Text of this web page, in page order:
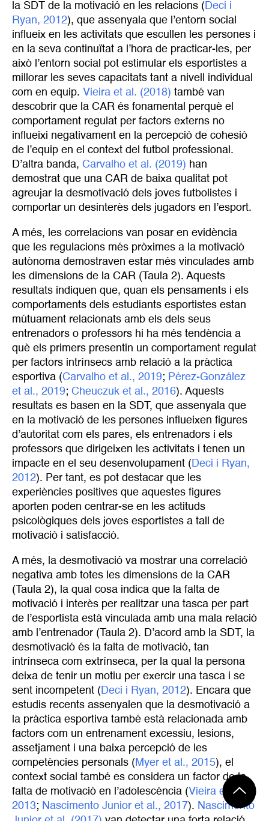
la SDT de la motivació en les relacions ( Deci i
Ryan, 2012), que assenyala que l’entorn social
influeix en les activitats que escullen les persones i
en la seva continuïtat a l’hora de practicar-les, per
això l’entorn social pot estimular els esportistes a
millorar les seves capacitats tant a nivell individual
com en equip. Vieira et al. (2018) també van
descobrir que la CAR és fonamental perquè el
comportament regulat per factors externs no
influeixi negativament en la percepció de cohesió
de l’equip en el context del futbol professional.
D’altra banda, Carvalho et al. (2019) han
demostrat que una CAR de baixa qualitat pot
agreujar la desmotivació dels joves futbolistes i
comportar un desinterès dels jugadors en l’esport.
A més, les correlacions van posar en evidència
que les regulacions més pròximes a la motivació
autònoma demostraven estar més vinculades amb
les dimensions de la CAR (Taula 2). Aquests
resultats indiquen que, quan els pensaments i els
comportaments dels estudiants esportistes estan
mútuament relacionats amb els dels seus
entrenadors o professors hi ha més tendència a
què els primers presentin un comportament regulat
per factors intrínsecs amb relació a la pràctica
esportiva (Carvalho et al., 2019; Pérez-González
et al., 2019; Cheuczuk et al., 2016). Aquests
resultats es basen en la SDT, que assenyala que
en la motivació de les persones influeixen figures
d’autoritat com els pares, els entrenadors i els
professors que dirigeixen les activitats i tenen un
impacte en el seu desenvolupament ( Deci i Ryan,
2012). Per tant, es pot destacar que les
experiències positives que aquestes figures
aporten poden centrar-se en les actituds
psicològiques dels joves esportistes a tall de
motivació i satisfacció.
A més, la desmotivació va mostrar una correlació
negativa amb totes les dimensions de la CAR
(Taula 2), la qual cosa indica que la falta de
motivació i interès per realitzar una tasca per part
de l’esportista està vinculada amb una mala relació
amb l’entrenador (Taula 2). D’acord amb la SDT, la
desmotivació és la falta de motivació, tan
intrínseca com extrínseca, per la qual la persona
deixa de tenir un motiu per exercir una tasca i se
sent incompetent ( Deci i Ryan, 2012). Encara que
estudis recents assenyalen que la desmotivació a
la pràctica esportiva també està relacionada amb
factors com un entrenament excessiu, lesions,
assetjament i una baixa percepció de les
competències personals ( Myer et al., 2015), el
context social també es considera un factor de la
falta de motivació en l’adolescència (Vieira et al.,
2013; Nascimento Junior et al., 2017). Nascimento